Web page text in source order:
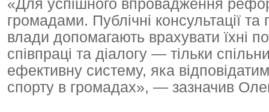
«Для успішного впровадження
громадами. Публічні консультації
влади допомагають врахувати їхні
співпраці та діалогу — тільки
ефективну систему, яка
спорту в громадах», — зазначив